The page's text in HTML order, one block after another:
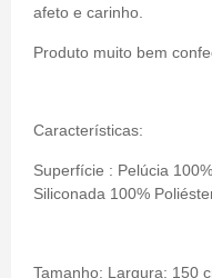
afeto e carinho.
Produto muito bem
Características:
Superfície : Pelúcia
Siliconada 100%
Tamanho: Largura: 150